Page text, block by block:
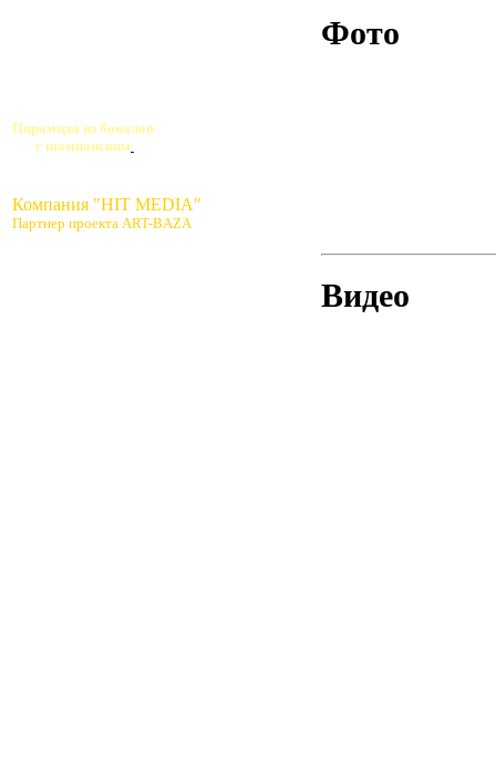
Пирамида из бокалов
с шампанским
Компания "HIT MEDIA"
Партнер проекта ART-BAZA
Фото
Видео